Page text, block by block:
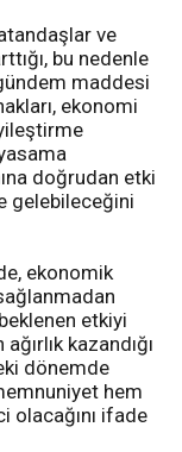
ve
bu nedenle
maddesi
ekonomi
doğrudan etki
gelebileceğini
ekonomik
etkiyi
kazandığı
dönemde
hem
olacağını ifade